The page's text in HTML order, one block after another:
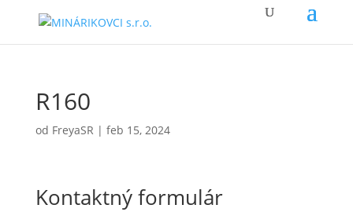
R160
od FreyaSR | feb 15, 2024
Kontaktný formulár